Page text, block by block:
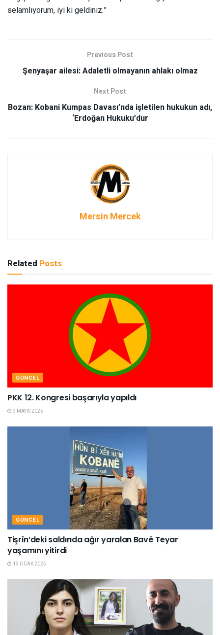
selamlıyorum, iyi ki geldiniz.”
Previous Post
Şenyaşar ailesi: Adaletli olmayanın ahlakı olmaz
Next Post
Bozan: Kobani Kumpas Davası’nda işletilen hukukun adı,
‘Erdoğan Hukuku’dur
Mersin Mercek
Related Posts
GÜNCEL
PKK 12. Kongresi başarıyla yapıldı
9 MAYIS 2025
GÜNCEL
Tişrîn’deki saldırıda ağır yaralan Bavê Teyar
yaşamını yitirdi
19 OCAK 2025